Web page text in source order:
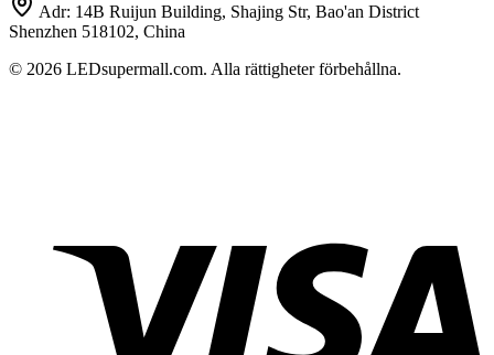
Adr: 14B Ruijun Building, Shajing Str, Bao'an District
Shenzhen 518102, China
© 2026 LEDsupermall.com. Alla rättigheter förbehållna.